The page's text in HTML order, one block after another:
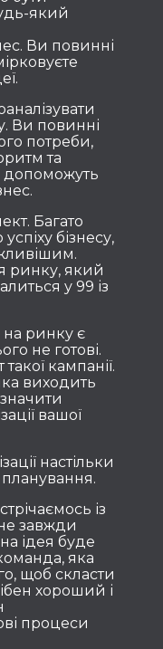
який
Ви повинні
Ви повинні
потреби,
та
допоможуть
Багато
бізнесу,
ринку, який
у 99 із
ринку є
не готові.
кампанії.
виходить
вашої
настільки
із
завжди
ідея буде
яка
щоб скласти
хороший і
процеси